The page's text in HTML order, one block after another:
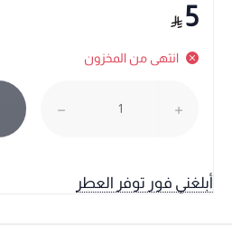
5
انتهى من المخزون
أبلغني فور توفر العطر